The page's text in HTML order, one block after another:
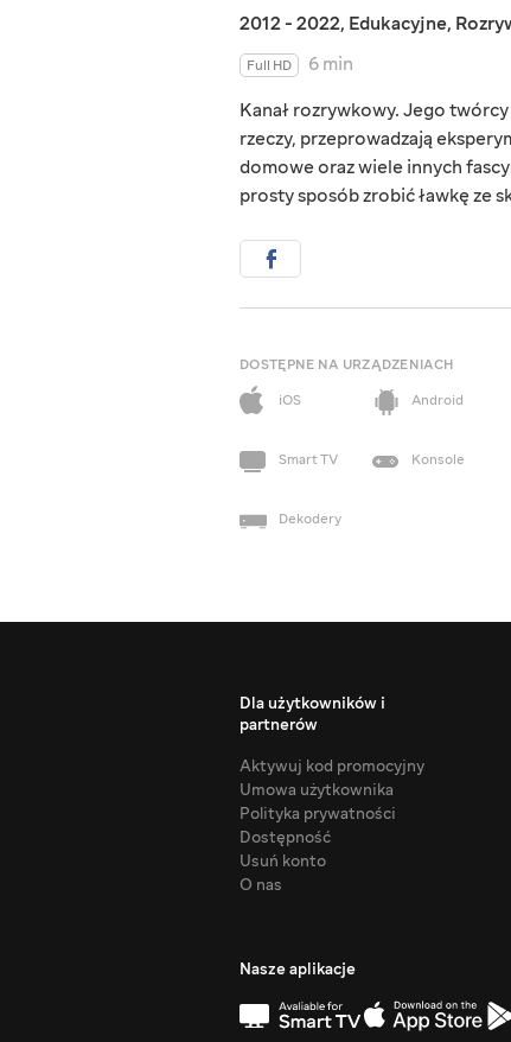
2012 - 2022, Edukacyjne,
Full HD
6 min
Kanał rozrywkowy. Jego
rzeczy, przeprowadzają
domowe oraz wiele innych
prosty sposób zrobić ławkę ze
DOSTĘPNE NA URZĄDZENIACH
iOS
Android
Smart TV Konsole
Dekodery
Dla użytkowników i
partnerów
Aktywuj kod promocyjny
Umowa użytkownika
Polityka prywatności
Dostępność
Usuń konto
O nas
Nasze aplikacje